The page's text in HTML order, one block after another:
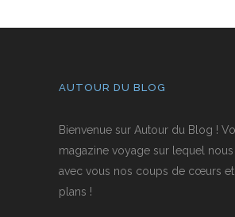
AUTOUR DU BLOG
Bienvenue sur Autour du Blog !
magazine voyage sur lequel
avec vous nos coups de cœurs
plans !